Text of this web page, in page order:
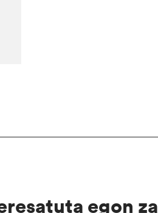
egon